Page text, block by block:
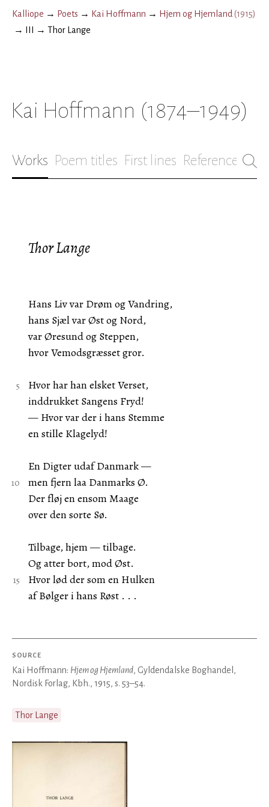
Kalliope → Poets → Kai Hoffmann → Hjem og Hjemland (1915)
→
→ Thor Lange
Kai Hoffmann (1874–1949)
Works Poem titles First lines References
Thor Lange
Hans Liv var Drøm og Vandring,
hans Sjæl var Øst og Nord,
var Øresund og Steppen,
hvor Vemodsgræsset gror.
Hvor har han elsket Verset,
inddrukket Sangens Fryd!
— Hvor var der i hans Stemme
en stille Klagelyd!
En Digter udaf Danmark —
men fjern laa Danmarks Ø.
Der fløj en ensom Maage
over den sorte Sø.
Tilbage, hjem — tilbage.
Og atter bort, mod Øst.
Hvor lød der som en Hulken
af Bølger i hans Røst . . .
SOURCE
Kai Hoffmann: Hjem og Hjemland, Gyldendalske Boghandel,
Nordisk Forlag, Kbh., 1915, s. 53–54.
Thor Lange